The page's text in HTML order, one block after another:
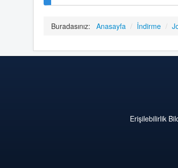
Buradasınız: Anasayfa / İndirme /
Erişilebilirlik